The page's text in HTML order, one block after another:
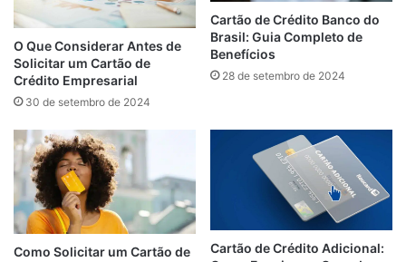
O Que Considerar Antes de
Solicitar um Cartão de
Crédito Empresarial
30 de setembro de 2024
Cartão de Crédito Banco do
Brasil: Guia Completo de
Benefícios
28 de setembro de 2024
Como Solicitar um Cartão de
Cartão de Crédito Adicional: